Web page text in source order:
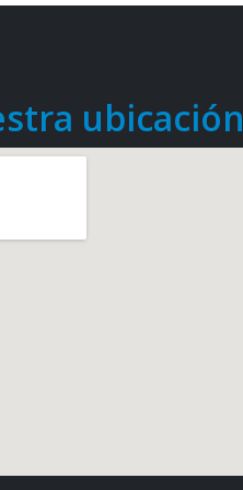
ubicación